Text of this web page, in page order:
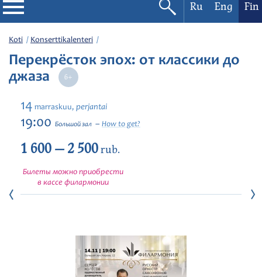
Filharmonia
Konserttikalenteri
Festivaalit
Ru Eng Fin
Koti Konserttikalenteri
Перекрёсток эпох: от классики до
джаза
14 marraskuu, perjantai
19:00 Большой зал How to get?
1 600 — 2 500rub.
Билеты можно приобрести
в кассе филармонии